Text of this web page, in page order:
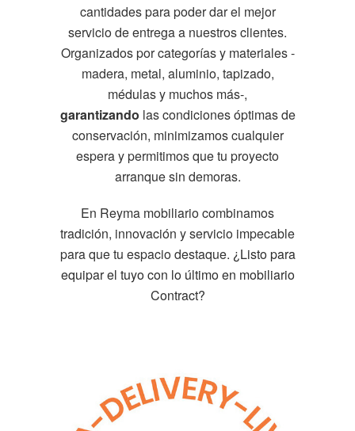
cantidades para poder dar el mejor
servicio de entrega a nuestros clientes.
Organizados por categorías y materiales -
madera, metal, aluminio, tapizado,
médulas y muchos más-,
garantizando las condiciones óptimas de
conservación, minimizamos cualquier
espera y permitimos que tu proyecto
arranque sin demoras.
En Reyma mobiliario combinamos
tradición, innovación y servicio impecable
para que tu espacio destaque. ¿Listo para
equipar el tuyo con lo último en mobiliario
Contract?